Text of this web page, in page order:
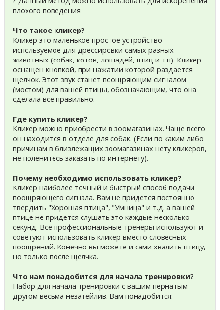
плохого поведения
Что такое кликер?
Кликер это маленькое простое устройство
используемое для дрессировки самых разных
животных (собак, котов, лошадей, птиц и т.п). Кликер
оснащен кнопкой, при нажатии которой раздается
щелчок. Этот звук станет поощряющим сигналом
(мостом) для вашей птицы, обозначающим, что она
сделала все правильно.
Где купить кликер?
Кликер можно приобрести в зоомагазинах. Чаще всего
он находится в отделе для собак. (Если по каким либо
причинам в близлежащих зоомагазинах нету кликеров,
не поленитесь заказать по интернету).
Почему необходимо использовать кликер?
Кликер наиболее точный и быстрый способ подачи
поощряющего сигнала. Вам не придется постоянно
твердить "Хорошая птица", "Умница" и т.д. а вашей
птице не придется слушать это каждые несколько
секунд. Все профессиональные тренеры используют и
советуют использовать кликер вместо словесных
поощрений. Конечно вы можете и сами хвалить птицу,
но только после щелчка.
Что нам понадобится для начала тренировки?
Набор для начала тренировки с вашим пернатым
другом весьма незатейлив. Вам понадобится: